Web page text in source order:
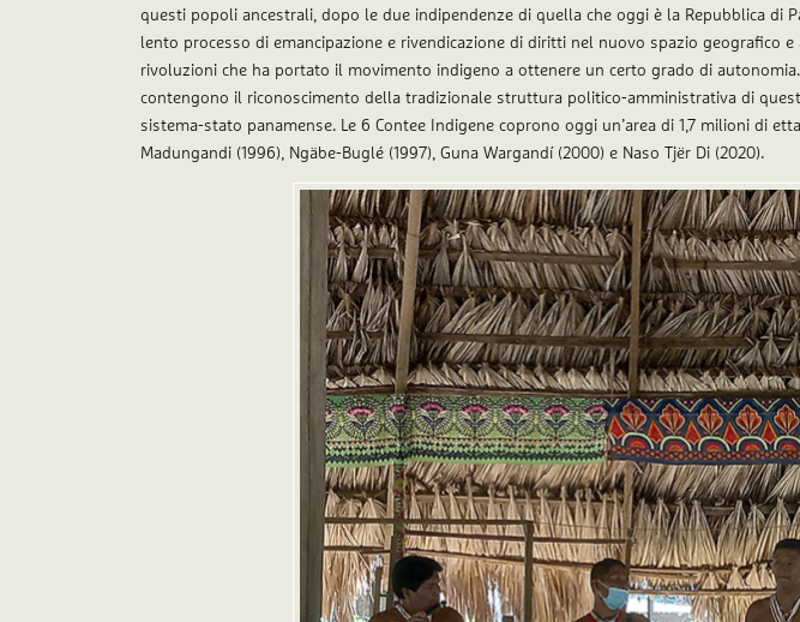
questi popoli ancestrali, dopo le due indipendenze di quella che oggi è la Repubblica di
lento processo di emancipazione e rivendicazione di diritti nel nuovo spazio geografico
rivoluzioni che ha portato il movimento indigeno a ottenere un certo grado di
contengono il riconoscimento della tradizionale struttura politico-amministrativa di
sistema-stato panamense. Le 6 Contee Indigene coprono oggi un’area di 1,7 milioni di
Madungandi (1996), Ngäbe-Buglé (1997), Guna Wargandí (2000) e Naso Tjër Di (2020).